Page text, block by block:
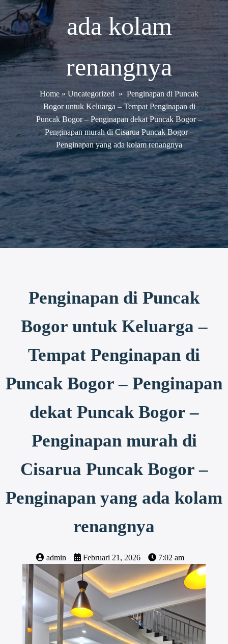
ada kolam
renangnya
Home » Uncategorized » Penginapan di Puncak
Bogor untuk Keluarga – Tempat Penginapan di
Puncak Bogor – Penginapan dekat Puncak Bogor –
Penginapan murah di Cisarua Puncak Bogor –
Penginapan yang ada kolam renangnya
Penginapan di Puncak
Bogor untuk Keluarga –
Tempat Penginapan di
Puncak Bogor – Penginapan
dekat Puncak Bogor –
Penginapan murah di
Cisarua Puncak Bogor –
Penginapan yang ada kolam
renangnya
admin Februari 21, 2026 7:02 am